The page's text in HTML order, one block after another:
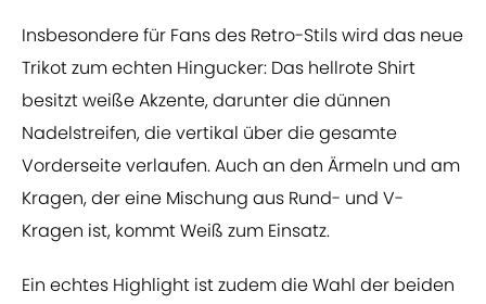
Insbesondere für Fans des Retro-Stils wird das neue
Trikot zum echten Hingucker: Das hellrote Shirt
besitzt weiße Akzente, darunter die dünnen
Nadelstreifen, die vertikal über die gesamte
Vorderseite verlaufen. Auch an den Ärmeln und am
Kragen, der eine Mischung aus Rund- und V-
Kragen ist, kommt Weiß zum Einsatz.
Ein echtes Highlight ist zudem die Wahl der beiden